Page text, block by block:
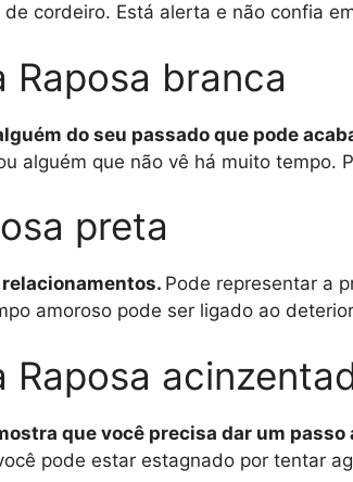
cordeiro. Está alerta e não confia
Raposa branca
do seu passado que pode
alguém que não vê há muito tempo.
preta
Pode representar a
amoroso pode ser ligado ao
Raposa
que você precisa dar um
pode estar estagnado por tentar